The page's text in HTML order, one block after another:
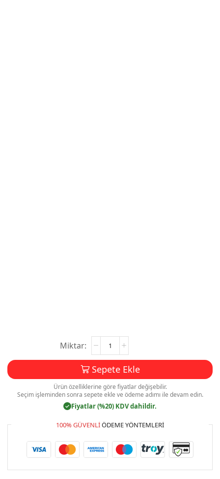
Çiçek
Sepete
Kartvizit
Baskı
Mdl:V003
adet
Sepete Ekle
Ürün özelliklerine göre fiyatlar değişebilir.
Seçim işleminden sonra sepete ekle ve ödeme adımı ile devam edin.
✓ Fiyatlar (%20) KDV dahildir.
100% GÜVENLIÖDEME YÖNTEMLERI